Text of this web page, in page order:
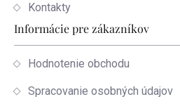
Kontakty
Informácie pre zákazníkov
Hodnotenie obchodu
Spracovanie osobných údajov